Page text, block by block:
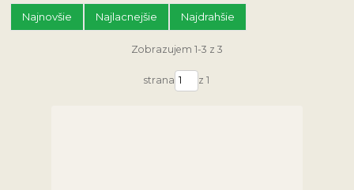
Najnovšie Najlacnejšie Najdrahšie
Zobrazujem 1-3 z 3
strana z 1